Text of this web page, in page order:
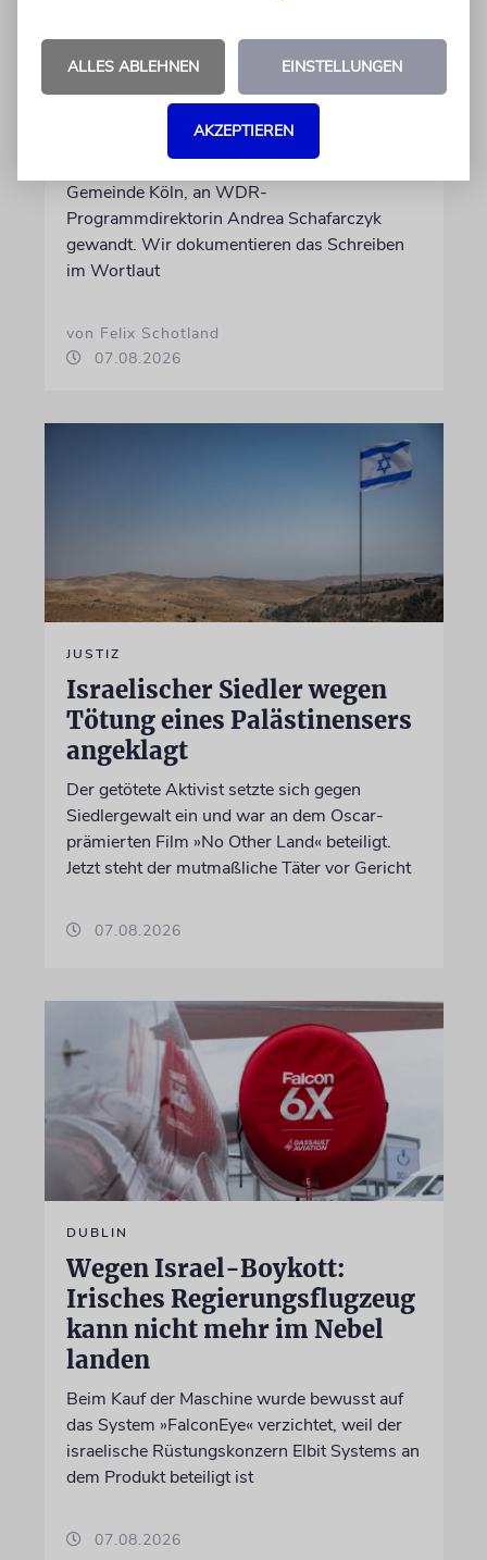
Wie Georg Restle die
Glaubwürdigkeit des ÖRR
untergräbt
Nach dem X-Post des Journalisten hat sich
Felix Schotland, Vorstand der Synagogen-
Gemeinde Köln, an WDR-
Programmdirektorin Andrea Schafarczyk
gewandt. Wir dokumentieren das Schreiben
im Wortlaut
von Felix Schotland
07.08.2026
JUSTIZ
Israelischer Siedler wegen
Tötung eines Palästinensers
angeklagt
Der getötete Aktivist setzte sich gegen
Siedlergewalt ein und war an dem Oscar-
prämierten Film »No Other Land« beteiligt.
Jetzt steht der mutmaßliche Täter vor Gericht
07.08.2026
DUBLIN
Wegen Israel-Boykott:
Irisches Regierungsflugzeug
kann nicht mehr im Nebel
landen
Beim Kauf der Maschine wurde bewusst auf
das System »FalconEye« verzichtet, weil der
israelische Rüstungskonzern Elbit Systems an
dem Produkt beteiligt ist
07.08.2026
ALLES ABLEHNEN EINSTELLUNGEN
AKZEPTIEREN